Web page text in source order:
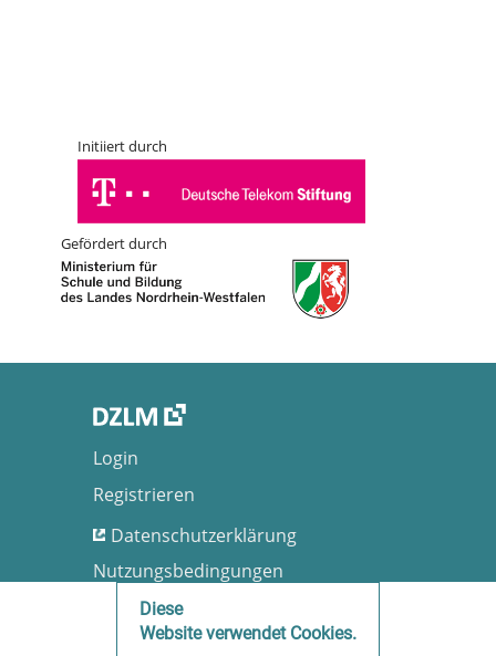
Initiiert durch
Gefördert durch
Login
Registrieren
Datenschutzerklärung
Nutzungsbedingungen
Barrierefreiheit
Impressum
Diese
Website verwendet Cookies.